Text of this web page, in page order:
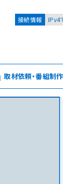
のお客様
接続情報 IPv4
取材依頼・番組制